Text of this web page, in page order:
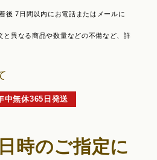
後 7日間以内にお電話またはメールに
と異なる商品や数量などの不備など、詳
中無休365日発送
時のご指定に